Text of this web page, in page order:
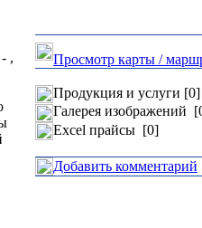
,
Просмотр карты /
Продукция и услуги [0]
Галерея изображений
Excel прайсы [0]
Добавить комментарий